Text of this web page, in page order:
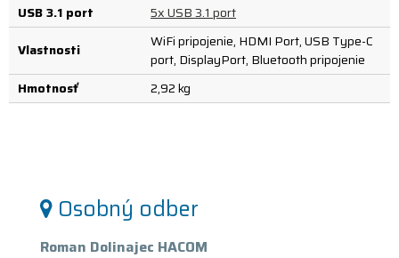
USB 3.1 port
5x USB 3.1 port
Vlastnosti
WiFi pripojenie, HDMI Port, USB Type-C
port, DisplayPort, Bluetooth pripojenie
Hmotnosť
2,92 kg
Osobný odber
Roman Dolinajec HACOM